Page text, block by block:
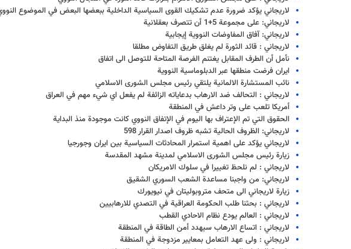
لاريجاني يؤكد ضرورة عدم تشكيك القوى السياسية الداخلية ببعضها البعض في الموضوع
لاريجاني: على مجموعة 5+1 أن تتصرف بعقلانية
لاريجاني: آفاق المفاوضات النووية إيجابية
لاريجاني : قائد الثورة لم يغلق طريق التفاوض مطلقا
نأمل أن الطرف المقابل يغتنم الفرصة المتاحة للتوصل الى اتفاق
ايران فرضت منطقها عبر الدبلوماسية النووية
نائب المستشارة الالمانية يلتقي رئيس مجلس الشورى الاسلامي
لاريجاني : التحالف ضد الارهاب بدعاياته الزائفة لم يفعل اي شيء مهم في العراق
أمريكا تلعب على وتر داعش في المنطقة
الحقوق التي تم الإعتراف بها اليوم في الإتفاق النووي كانت موجودة منذ البداية
لاريجاني: الظروف الحالية تشبه ظروف اصدار القرار 598
لاريجاني يؤكد على اهمية استمرار المحادثات السياسية بين ايران وجورجيا
زيارة رئيس مجلس الشورى الاسلامي لمدينة مشهد المقدسة
لاريجاني : لم نلحظ تغييرا في سلوك الامريكان
لاريجاني: من واجبنا مساعدة الشعب السوري الشقيق
زيارة لاريجاني الى متحف متروبوليتان في نيويورك
لاريجاني : بحثنا طلب الحكومة العراقية في التصدي للارهابيين
لاريجاني : العالم يودع نظام الاحادي القطب
لاريجاني : اتساع الارهاب سيهدد أمن الطاقة في المنطقة
لاريجاني : ولى عهد التعامل بمعايير مزدوجة في المنطقة